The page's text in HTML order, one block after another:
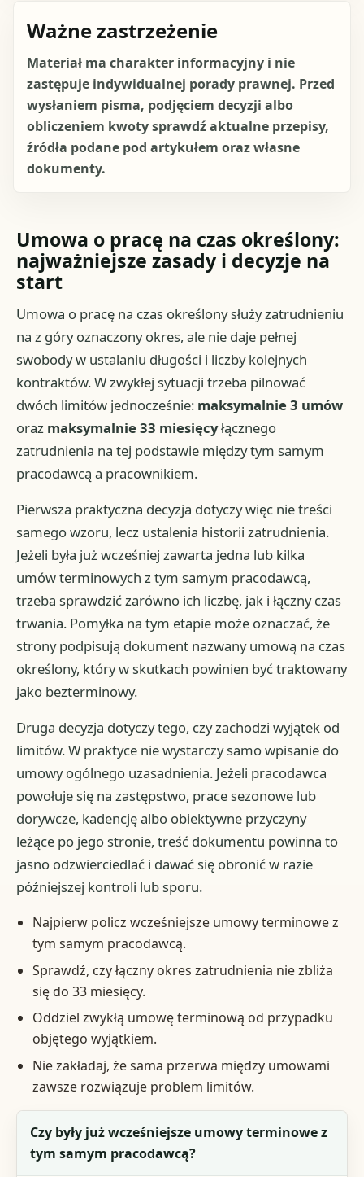
Ważne zastrzeżenie
Materiał ma charakter informacyjny i nie
zastępuje indywidualnej porady prawnej. Przed
wysłaniem pisma, podjęciem decyzji albo
obliczeniem kwoty sprawdź aktualne przepisy,
źródła podane pod artykułem oraz własne
dokumenty.
Umowa o pracę na czas określony:
najważniejsze zasady i decyzje na
start
Umowa o pracę na czas określony służy zatrudnieniu
na z góry oznaczony okres, ale nie daje pełnej
swobody w ustalaniu długości i liczby kolejnych
kontraktów. W zwykłej sytuacji trzeba pilnować
dwóch limitów jednocześnie: maksymalnie 3 umów
oraz maksymalnie 33 miesięcyłącznego
zatrudnienia na tej podstawie między tym samym
pracodawcą a pracownikiem.
Pierwsza praktyczna decyzja dotyczy więc nie treści
samego wzoru, lecz ustalenia historii zatrudnienia.
Jeżeli była już wcześniej zawarta jedna lub kilka
umów terminowych z tym samym pracodawcą,
trzeba sprawdzić zarówno ich liczbę, jak i łączny czas
trwania. Pomyłka na tym etapie może oznaczać, że
strony podpisują dokument nazwany umową na czas
określony, który w skutkach powinien być traktowany
jako bezterminowy.
Druga decyzja dotyczy tego, czy zachodzi wyjątek od
limitów. W praktyce nie wystarczy samo wpisanie do
umowy ogólnego uzasadnienia. Jeżeli pracodawca
powołuje się na zastępstwo, prace sezonowe lub
dorywcze, kadencję albo obiektywne przyczyny
leżące po jego stronie, treść dokumentu powinna to
jasno odzwierciedlać i dawać się obronić w razie
późniejszej kontroli lub sporu.
Najpierw policz wcześniejsze umowy terminowe z
tym samym pracodawcą.
Sprawdź, czy łączny okres zatrudnienia nie zbliża
się do 33 miesięcy.
Oddziel zwykłą umowę terminową od przypadku
objętego wyjątkiem.
Nie zakładaj, że sama przerwa między umowami
zawsze rozwiązuje problem limitów.
Pytanie kontrolne
Czy były już wcześniejsze umowy terminowe z
tym samym pracodawcą?